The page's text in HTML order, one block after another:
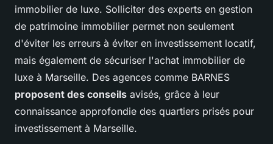
immobilier de luxe. Solliciter des experts en gestion
de patrimoine immobilier permet non seulement
d'éviter les erreurs à éviter en investissement locatif,
mais également de sécuriser l'achat immobilier de
luxe à Marseille. Des agences comme BARNES
proposent des conseils avisés, grâce à leur
connaissance approfondie des quartiers prisés pour
investissement à Marseille.